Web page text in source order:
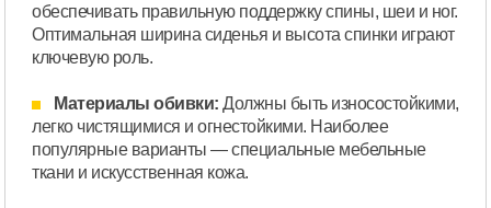
обеспечивать правильную поддержку спины, шеи и ног.
Оптимальная ширина сиденья и высота спинки играют
ключевую роль.
Материалы обивки: Должны быть износостойкими,
легко чистящимися и огнестойкими. Наиболее
популярные варианты — специальные мебельные
ткани и искусственная кожа.